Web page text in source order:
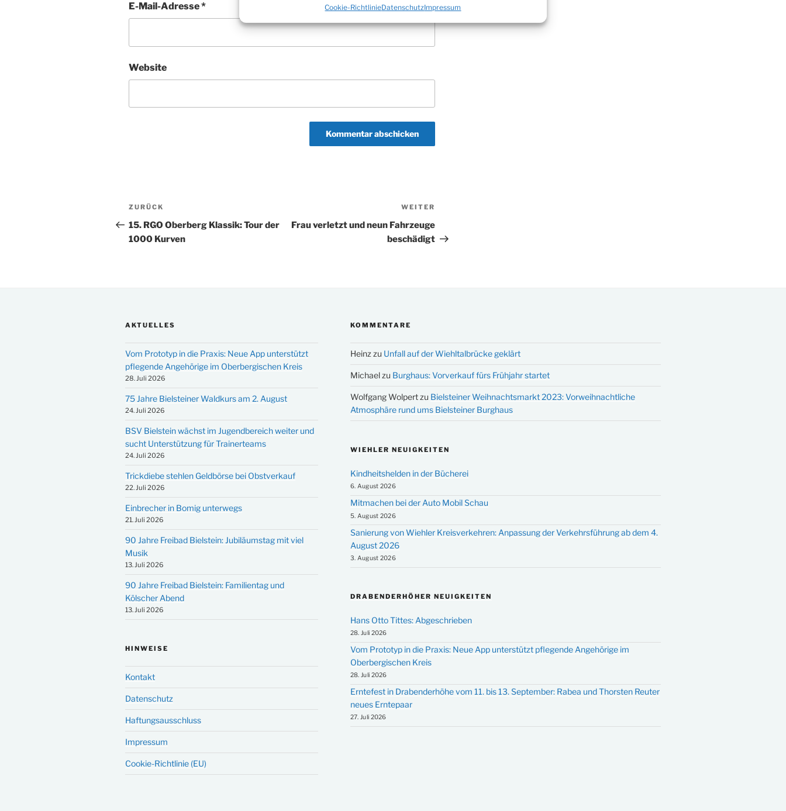
Cookie-RichtlinieDatenschutzImpressum
E-Mail-Adresse*
Website
Beitragsnavigation
Vorheriger
Beitrag
ZURÜCK
15. RGO Oberberg Klassik: Tour der
1000 Kurven
Beitrag
WEITER
Frau verletzt und neun Fahrzeuge
beschädigt
AKTUELLES
Vom Prototyp in die Praxis: Neue App unterstützt
pflegende Angehörige im Oberbergischen Kreis
28. Juli 2026
75 Jahre Bielsteiner Waldkurs am 2. August
24. Juli 2026
BSV Bielstein wächst im Jugendbereich weiter und
sucht Unterstützung für Trainerteams
24. Juli 2026
Trickdiebe stehlen Geldbörse bei Obstverkauf
22. Juli 2026
Einbrecher in Bomig unterwegs
21. Juli 2026
90 Jahre Freibad Bielstein: Jubiläumstag mit viel
Musik
13. Juli 2026
90 Jahre Freibad Bielstein: Familientag und
Kölscher Abend
13. Juli 2026
HINWEISE
Kontakt
Datenschutz
Haftungsausschluss
Impressum
Cookie-Richtlinie (EU)
KOMMENTARE
Heinz zu Unfall auf der Wiehltalbrücke geklärt
Michaelzu Burghaus: Vorverkauf fürs Frühjahr startet
Wolfgang Wolpertzu Bielsteiner Weihnachtsmarkt 2023: Vorweihnachtliche
Atmosphäre rund ums Bielsteiner Burghaus
WIEHLER NEUIGKEITEN
Kindheitshelden in der Bücherei
6. August 2026
Mitmachen bei der Auto Mobil Schau
5. August 2026
Sanierung von Wiehler Kreisverkehren: Anpassung der Verkehrsführung ab dem 4.
August 2026
3. August 2026
DRABENDERHÖHER NEUIGKEITEN
Hans Otto Tittes: Abgeschrieben
28. Juli 2026
Vom Prototyp in die Praxis: Neue App unterstützt pflegende Angehörige im
Oberbergischen Kreis
28. Juli 2026
Erntefest in Drabenderhöhe vom 11. bis 13. September: Rabea und Thorsten Reuter
neues Erntepaar
27. Juli 2026